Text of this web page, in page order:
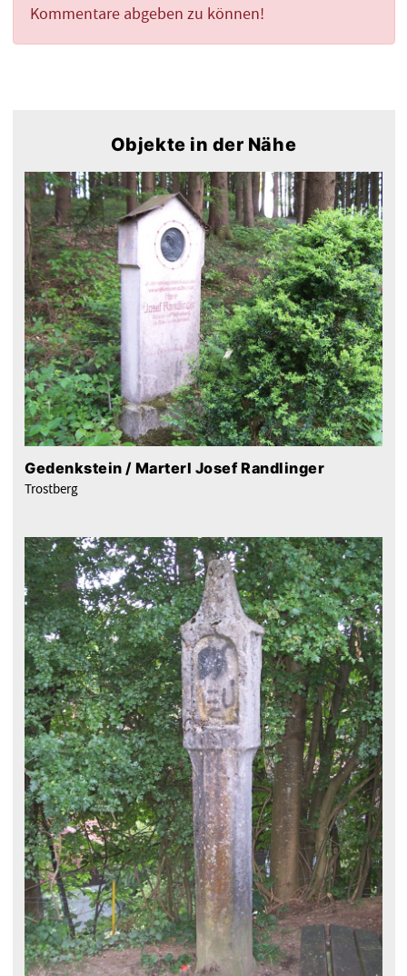
Kommentare abgeben zu können!
Objekte in der Nähe
Gedenkstein / Marterl Josef Randlinger
Trostberg